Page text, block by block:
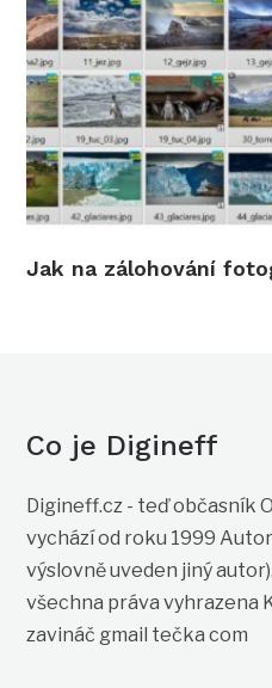
Jak na zálohování
Co je Digineff
Digineff.cz - teď občasník
vychází od roku 1999
výslovně uveden jiný
všechna práva vyhrazena
zavináč gmail tečka com